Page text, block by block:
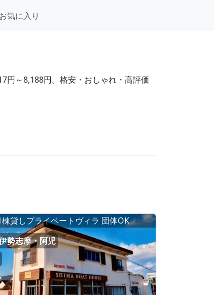
お気に入り
円～8,188円。格安・おしゃれ・高評価
棟貸しプライベートヴィラ 団体OK
勢志摩・阿児